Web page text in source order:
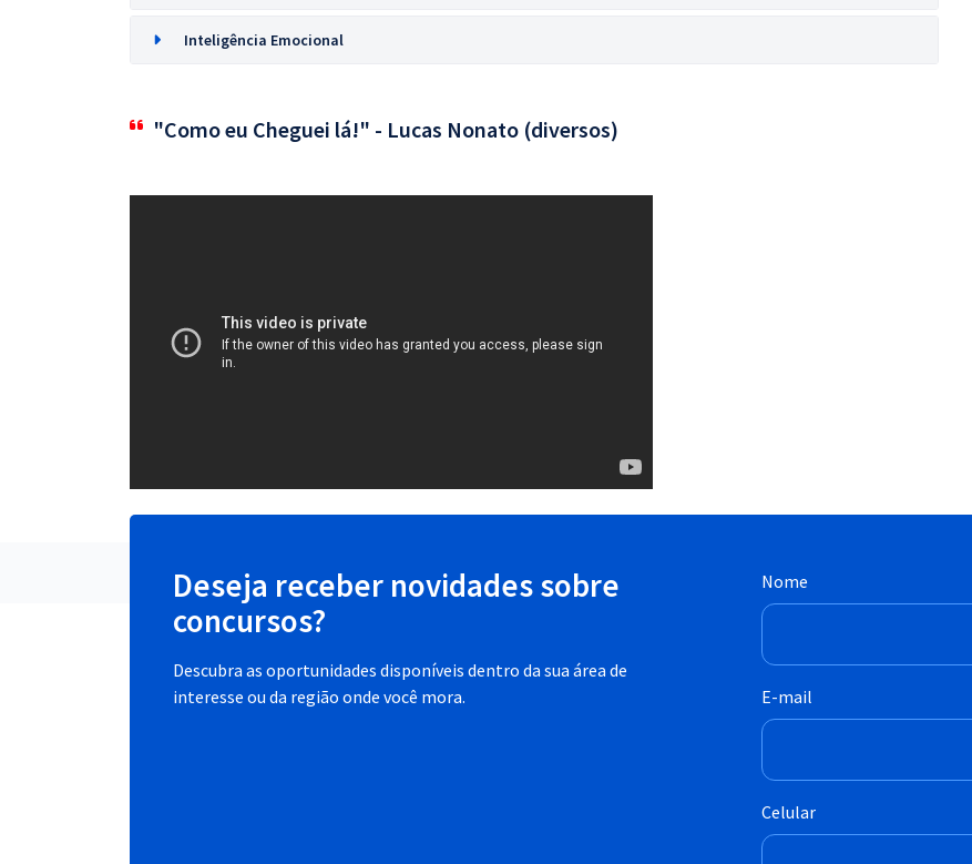
Inteligência Emocional
"Como eu Cheguei lá!" - Lucas Nonato (diversos)
Deseja receber novidades sobre
concursos?
Descubra as oportunidades disponíveis dentro da sua área de
interesse ou da região onde você mora.
Nome
E-mail
Celular